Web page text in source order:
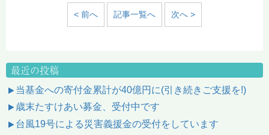
< 前へ 記事一覧へ 次へ >
最近の投稿
当基金への寄付金累計が40億円に(引き続きご支援を!)
歳末たすけあい募金、受付中です
台風19号による災害義援金の受付をしています